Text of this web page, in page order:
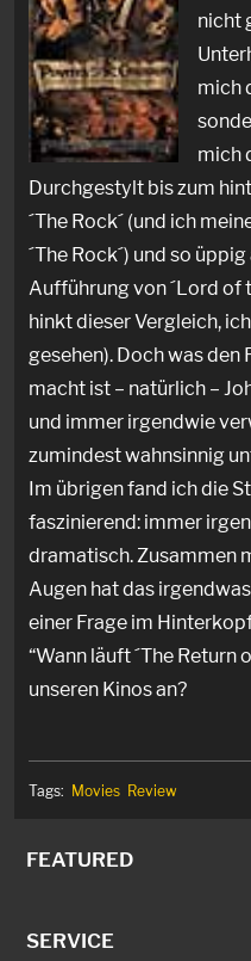
nicht
mich
mich
Durchgestylt bis zum
´The Rock´ (und ich
´The Rock´) und so
Aufführung von ´Lord of
hinkt dieser Vergleich,
gesehen). Doch was
macht ist – natürlich –
und immer irgendwie
zumindest wahnsinnig
Im übrigen fand ich die
faszinierend: immer
dramatisch. Zusammen
Augen hat das
einer Frage im
“Wann läuft ´The Return
unseren Kinos an?
Tags: Movies Review
FEATURED
SERVICE